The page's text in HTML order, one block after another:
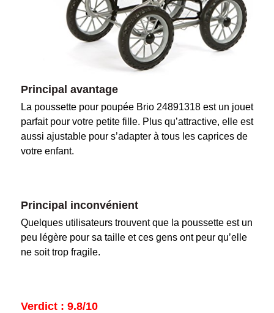
Principal avantage
La poussette pour poupée Brio 24891318 est un jouet
parfait pour votre petite fille. Plus qu’attractive, elle est
aussi ajustable pour s’adapter à tous les caprices de
votre enfant.
Principal inconvénient
Quelques utilisateurs trouvent que la poussette est un
peu légère pour sa taille et ces gens ont peur qu’elle
ne soit trop fragile.
Verdict : 9.8/10